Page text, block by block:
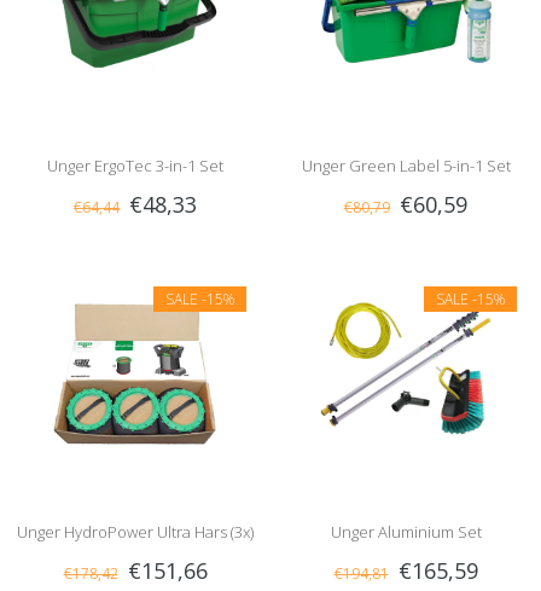
Unger ErgoTec 3-in-1 Set
€64,44 €48,33
Unger Green Label 5-in-1 Set
€80,79 €60,59
SALE -15%
Unger HydroPower Ultra Hars (3x)
€178,42 €151,66
SALE -15%
Unger Aluminium Set
€194,81 €165,59